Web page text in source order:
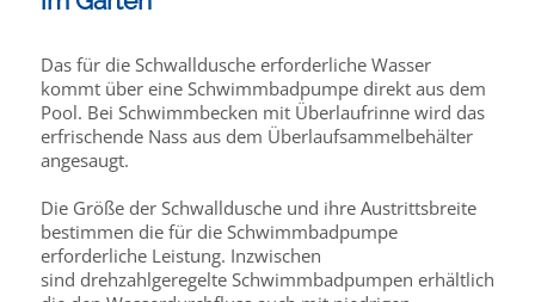
Das für die Schwalldusche erforderliche Wasser
kommt über eine Schwimmbadpumpe direkt aus dem
Pool. Bei Schwimmbecken mit Überlaufrinne wird das
erfrischende Nass aus dem Überlaufsammelbehälter
angesaugt.
Die Größe der Schwalldusche und ihre Austrittsbreite
bestimmen die für die Schwimmbadpumpe
erforderliche Leistung. Inzwischen
sind drehzahlgeregelte Schwimmbadpumpen erhältlich